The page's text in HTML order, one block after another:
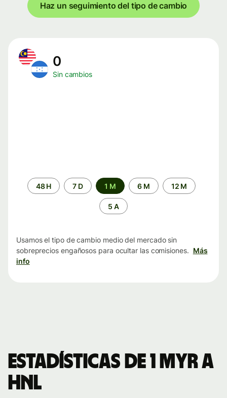
Haz un seguimiento del tipo de cambio
0
Sin cambios
Periodo48 H 7 D 1 M 6 M 12 M
5 A
Usamos el tipo de cambio medio del mercado sin
sobreprecios engañosos para ocultar las comisiones. Más
info
Estadísticas de 1 MYR a
HNL